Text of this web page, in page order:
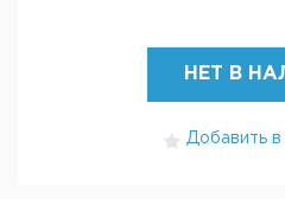
НЕТ В
Добавить в